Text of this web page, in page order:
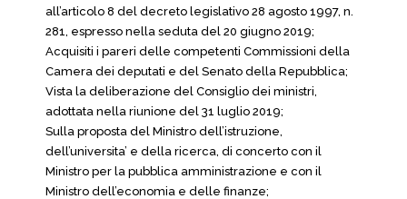
all’articolo 8 del decreto legislativo 28 agosto 1997, n.
281, espresso nella seduta del 20 giugno 2019;
Acquisiti i pareri delle competenti Commissioni della
Camera dei deputati e del Senato della Repubblica;
Vista la deliberazione del Consiglio dei ministri,
adottata nella riunione del 31 luglio 2019;
Sulla proposta del Ministro dell’istruzione,
dell’universita’ e della ricerca, di concerto con il
Ministro per la pubblica amministrazione e con il
Ministro dell’economia e delle finanze;